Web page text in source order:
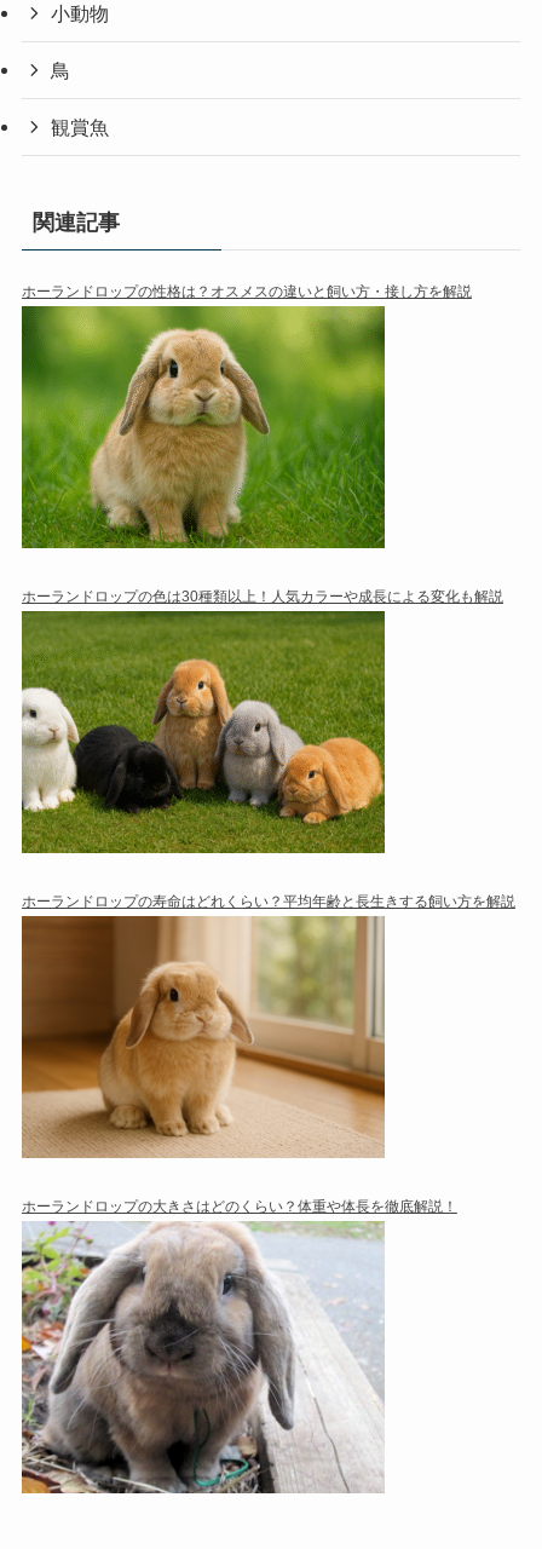
小動物
鳥
観賞魚
関連記事
ホーランドロップの性格は？オスメスの違いと飼い方・接し方を解説
ホーランドロップの色は30種類以上！人気カラーや成長による変化も解説
ホーランドロップの寿命はどれくらい？平均年齢と長生きする飼い方を解説
ホーランドロップの大きさはどのくらい？体重や体長を徹底解説！